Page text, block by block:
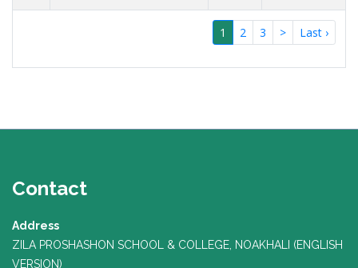
1 (current)
2 3 > Last ›
Contact
Address
ZILA PROSHASHON SCHOOL & COLLEGE, NOAKHALI (ENGLISH
VERSION)